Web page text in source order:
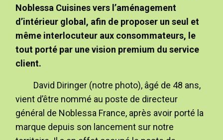
Noblessa Cuisines vers l’aménagement
d’intérieur global, afin de proposer un seul et
même interlocuteur aux consommateurs, le
tout porté par une vision premium du service
client.
David Diringer (notre photo), âgé de 48 ans,
vient d’être nommé au poste de directeur
général de Noblessa France, après avoir porté la
marque depuis son lancement sur notre